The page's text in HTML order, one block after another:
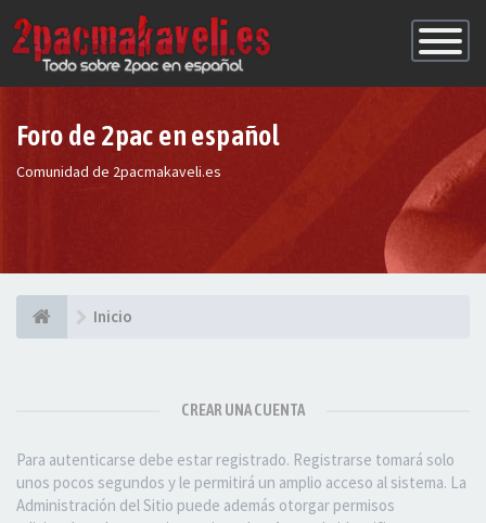
de
Foro de 2pac en español
Comunidad de 2pacmakaveli.es
Inicio
CREAR UNA CUENTA
Para autenticarse debe estar registrado. Registrarse tomará solo
unos pocos segundos y le permitirá un amplio acceso al sistema. La
Administración del Sitio puede además otorgar permisos